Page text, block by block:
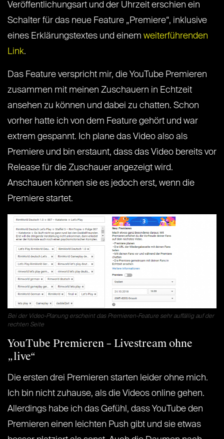
Veröffentlichungsart und der Uhrzeit erschien ein
Schalter für das neue Feature „Premiere“, inklusive
eines Erklärungstextes und einem weiterführenden
Link.
Das Feature verspricht mir, die YouTube Premieren
zusammen mit meinen Zuschauern in Echtzeit
ansehen zu können und dabei zu chatten. Schon
vorher hatte ich von dem Feature gehört und war
extrem gespannt. Ich plane das Video also als
Premiere und bin erstaunt, dass das Video bereits vor
Release für die Zuschauer angezeigt wird.
Anschauen können sie es jedoch erst, wenn die
Premiere startet.
Bei der Video-Planung erscheint das Premieren-Feature sehr auffällig auf der
rechten Seite
YouTube Premieren – Livestream ohne
„live“
Die ersten drei Premieren starten leider ohne mich.
Ich bin nicht zuhause, als die Videos online gehen.
Allerdings habe ich das Gefühl, dass YouTube den
Premieren einen leichten Push gibt und sie etwas